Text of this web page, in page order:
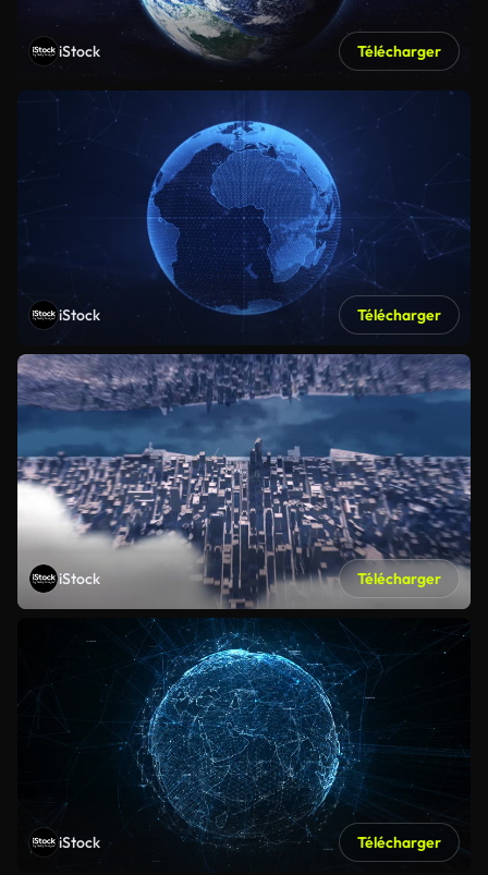
iStock Télécharger
iStock Télécharger
iStock Télécharger
iStock Télécharger